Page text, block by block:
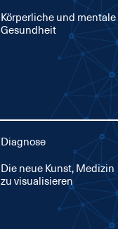
Kör­per­li­che und men­ta­le
Ge­sund­heit
Diagnose
Die neue Kunst, Me­di­zin
zu vi­sua­li­sie­ren